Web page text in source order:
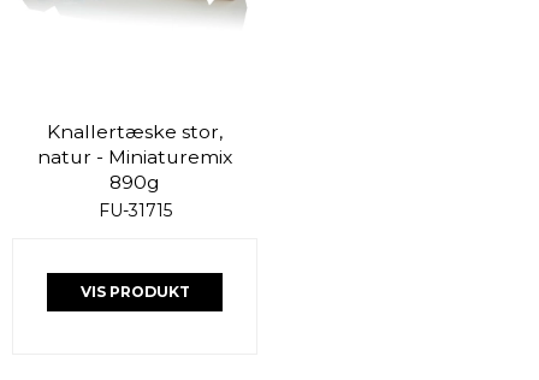
Knallertæske stor,
natur - Miniaturemix
890g
FU-31715
VIS PRODUKT